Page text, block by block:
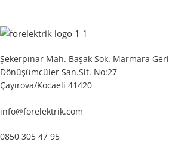
Şekerpınar Mah. Başak Sok. Marmara Geri
Dönüşümcüler San.Sit. No:27
Çayırova/Kocaeli 41420
info@forelektrik.com
0850 305 47 95